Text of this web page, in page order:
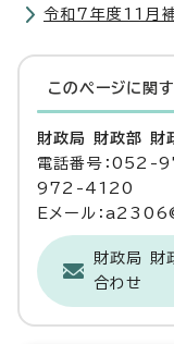
令和7年度11月
このページに関
財政局 財政部 財
電話番号：052-
972-4120
Eメール：
財政局 財
合わせ